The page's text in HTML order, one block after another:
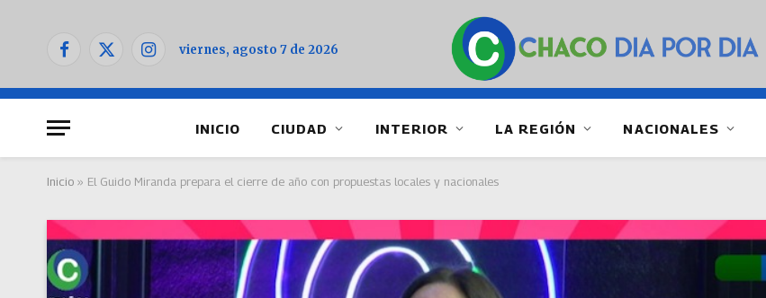
Facebook
X
Instagramviernes, agosto 7 de 2026
INICIO CIUDAD INTERIOR LA REGIÓN NACIONALES
Inicio » El Guido Miranda prepara el cierre de año con propuestas locales y nacionales